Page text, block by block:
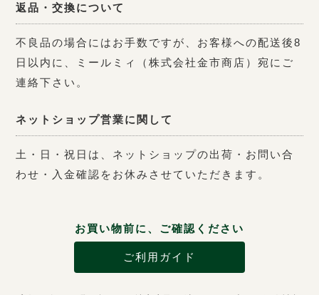
返品・交換について
不良品の場合にはお手数ですが、お客様への配送後8
日以内に、ミールミィ（株式会社金市商店）宛にご
連絡下さい。
ネットショップ営業に関して
土・日・祝日は、ネットショップの出荷・お問い合
わせ・入金確認をお休みさせていただきます。
お買い物前に、ご確認ください
ご利用ガイド